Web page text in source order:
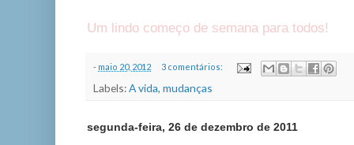
Um lindo começo de semana para todos!
- maio 20, 2012 3 comentários:
Labels:A vida, mudanças
segunda-feira, 26 de dezembro de 2011